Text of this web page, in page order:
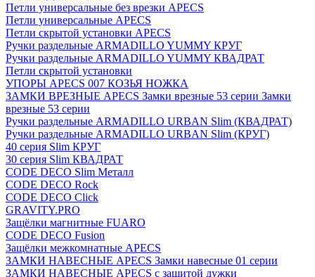
Петли универсальные без врезки APECS
Петли универсальные APECS
Петли скрытой установки APECS
Ручки раздельные ARMADILLO YUMMY КРУГ
Ручки раздельные ARMADILLO YUMMY КВАДРАТ
Петли скрытой установки
УПОРЫ APECS 007 КОЗЬЯ НОЖКА
ЗАМКИ ВРЕЗНЫЕ APECS Замки врезные 53 серии Замки
врезные 53 серии
Ручки раздельные ARMADILLO URBAN Slim (КВАДРАТ)
Ручки раздельные ARMADILLO URBAN Slim (КРУГ)
40 серия Slim КРУГ
30 серия Slim КВАДРАТ
CODE DECO Slim Металл
CODE DECO Rock
CODE DECO Click
GRAVITY.PRO
Защёлки магнитные FUARO
CODE DECO Fusion
Защёлки межкомнатные APECS
ЗАМКИ НАВЕСНЫЕ APECS Замки навесные 01 серии
ЗАМКИ НАВЕСНЫЕ APECS с защитой дужки